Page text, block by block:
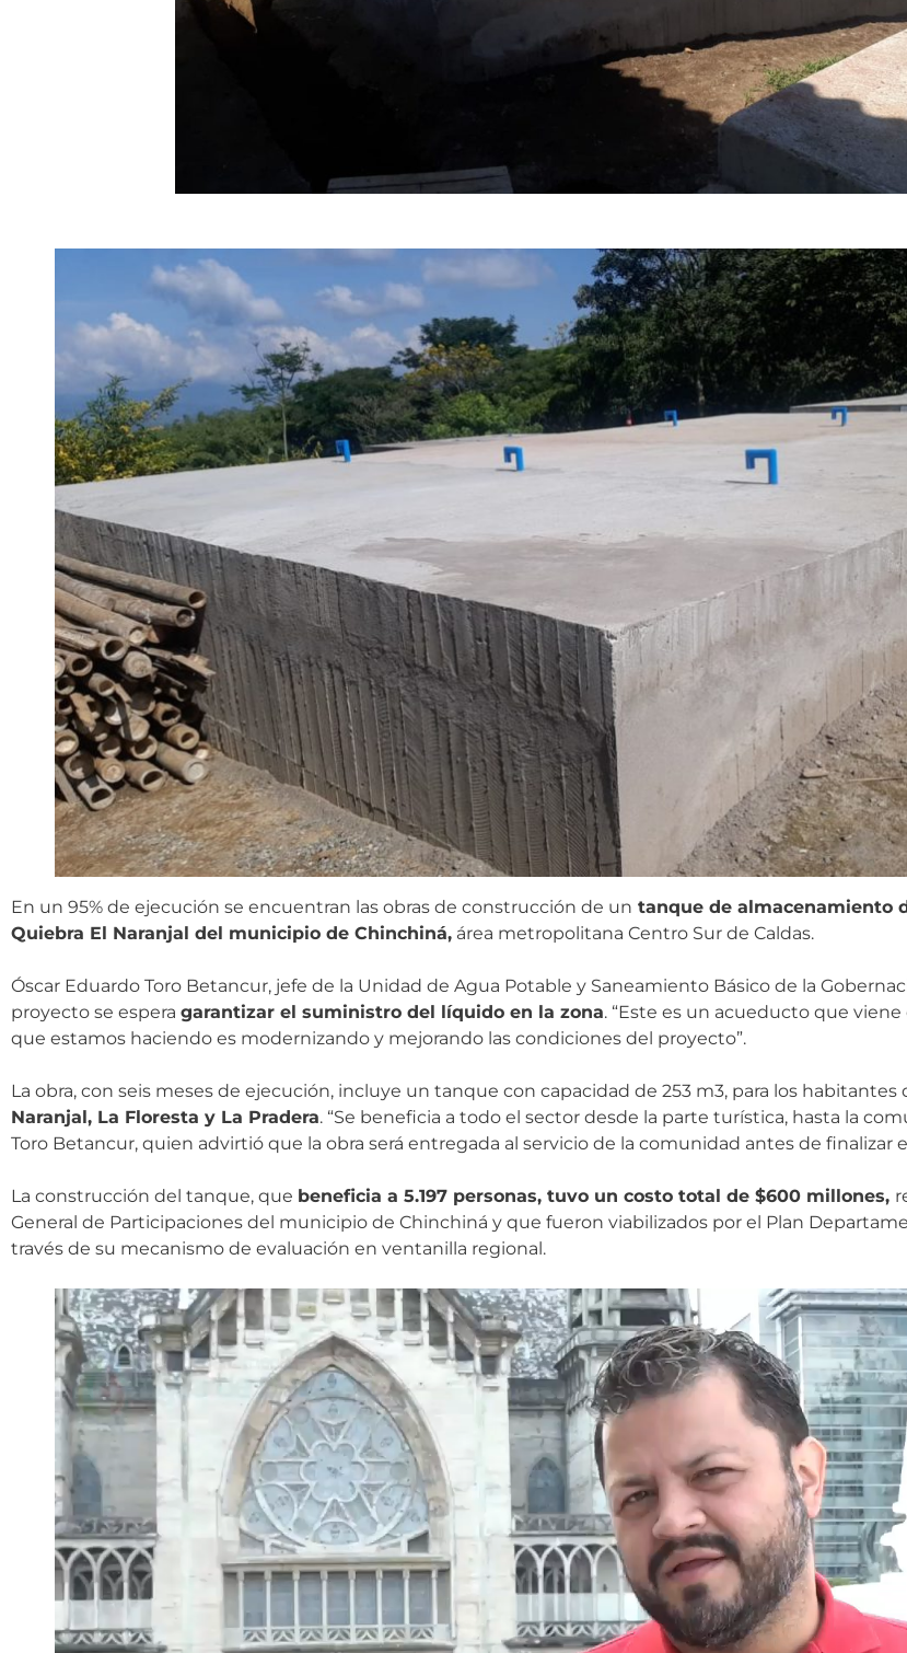
En un 95% de ejecución se encuentran las obras de construcción de un tanque de almacenamiento
Quiebra El Naranjal del municipio de Chinchiná, área metropolitana Centro Sur de Caldas.
Óscar Eduardo Toro Betancur, jefe de la Unidad de Agua Potable y Saneamiento Básico de la
proyecto se espera garantizar el suministro del líquido en la zona. “Este es un acueducto que
que estamos haciendo es modernizando y mejorando las condiciones del proyecto”.
La obra, con seis meses de ejecución, incluye un tanque con capacidad de 253 m3, para los habitantes
Naranjal, La Floresta y La Pradera. “Se beneficia a todo el sector desde la parte turística, hasta la
Toro Betancur, quien advirtió que la obra será entregada al servicio de la comunidad antes de finalizar
La construcción del tanque, que beneficia a 5.197 personas, tuvo un costo total de $600 millones,
General de Participaciones del municipio de Chinchiná y que fueron viabilizados por el Plan
través de su mecanismo de evaluación en ventanilla regional.